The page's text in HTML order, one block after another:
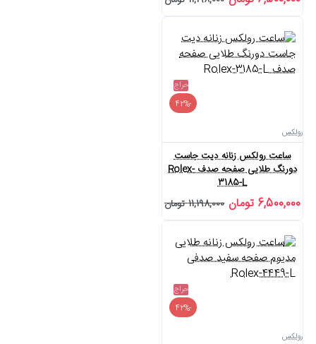
حراج
-42%
رولکس
ساعت رولکس زنانه دیت جاست
دورنگ طلایی صفحه صدف Rolex-
3185-L
6,500,000 تومان 11,198,000 تومان
حراج
-42%
رولکس